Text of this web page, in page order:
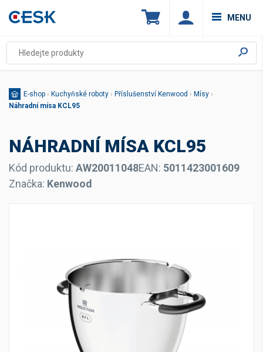
MENU
E-shop › Kuchyňské roboty › Příslušenství Kenwood › Mísy ›
Náhradní mísa KCL95
NÁHRADNÍ MÍSA KCL95
Kód produktu: AW20011048EAN: 5011423001609
Značka: Kenwood